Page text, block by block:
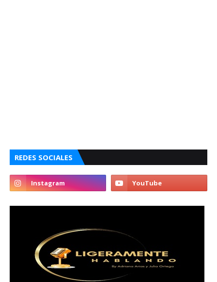
REDES SOCIALES